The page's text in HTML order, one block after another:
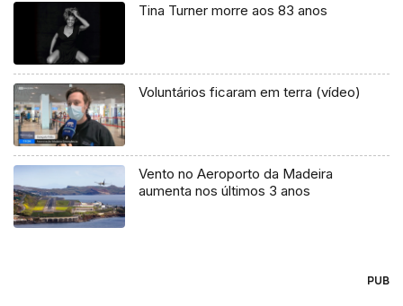
Tina Turner morre aos 83 anos
Voluntários ficaram em terra (vídeo)
Vento no Aeroporto da Madeira
aumenta nos últimos 3 anos
PUB